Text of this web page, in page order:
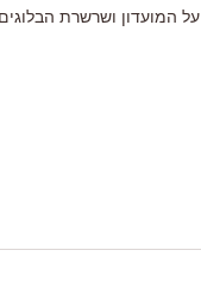
על המועדון ושרשרת